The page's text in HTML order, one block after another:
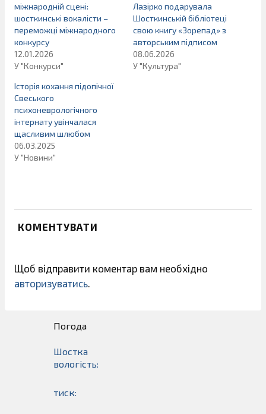
міжнародній сцені:
шосткинські вокалісти –
переможці міжнародного
конкурсу
12.01.2026
У "Конкурси"
Лазірко подарувала
Шосткинській бібліотеці
свою книгу «Зорепад» з
авторським підписом
08.06.2026
У "Культура"
Історія кохання підопічної
Свеського
психоневрологічного
інтернату увінчалася
щасливим шлюбом
06.03.2025
У "Новини"
КОМЕНТУВАТИ
Щоб відправити коментар вам необхідно
авторизуватись
Погода
Шостка
вологість:
тиск: